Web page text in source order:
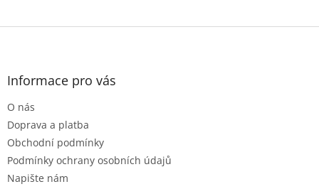
Z
Informace pro vás
O nás
Doprava a platba
Obchodní podmínky
Podmínky ochrany osobních údajů
Napište nám